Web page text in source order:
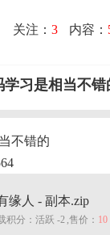
关注： 3 内容：
学习是相当不错
不错的
缘人 - 副本.zip
积分：活跃 -2 ,售价：